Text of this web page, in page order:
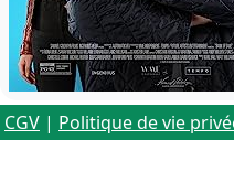
CGV | Politique de vie